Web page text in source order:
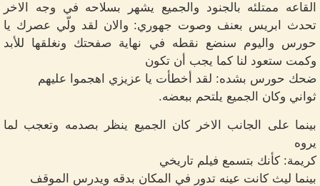
القاعه ممتلئه بالجنود والجميع يشهر بسلاحه في وجه الاخر
تحدث ابريس بعنف وصوت جهوري: والان لقد ولّي عصرك يا
حورس واليوم سنضع نقطه في نهاية صفحتك ونغلقها للأبد
وكمت ستعود لنا كما يجب أن تكون
ضحك حورس بشده: لقد أخطأت يا عزيزي اهجموا عليهم
ثواني وكان الجميع يلتحم ببعضه.
بينما على الجانب الاخر كان الجميع ينظر بصدمه وتعجب لما
يروه
كريمة: كأنك بتسمع فيلم تاريخي
بينما ليث كانت عينه تدور في المكان بدقه ويدرس الموقف